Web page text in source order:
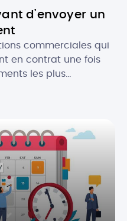
d’envoyer un
commerciales qui
en contrat une fois
les plus
de ne pas […]